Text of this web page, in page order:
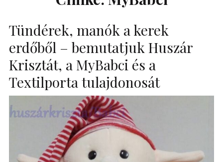
Tündérek, manók a kerek
erdőből – bemutatjuk Huszár
Krisztát, a MyBabci és a
Textilporta tulajdonosát